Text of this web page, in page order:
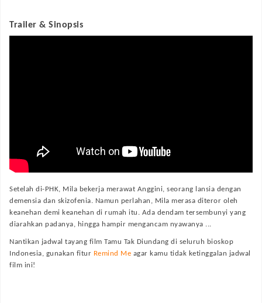
Trailer & Sinopsis
Setelah di-PHK, Mila bekerja merawat Anggini, seorang lansia dengan
demensia dan skizofenia. Namun perlahan, Mila merasa diteror oleh
keanehan demi keanehan di rumah itu. Ada dendam tersembunyi yang
diarahkan padanya, hingga hampir mengancam nyawanya ...
Nantikan jadwal tayang film Tamu Tak Diundang di seluruh bioskop
Indonesia, gunakan fitur Remind Me agar kamu tidak ketinggalan jadwal
film ini!